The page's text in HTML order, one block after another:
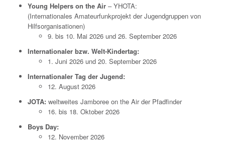
Young Helpers on the Air – YHOTA:
(Internationales Amateurfunkprojekt der Jugendgruppen von
Hilfsorganisationen)
9. bis 10. Mai 2026 und 26. September 2026
Internationaler bzw. Welt-Kindertag:
1. Juni 2026 und 20. September 2026
Internationaler Tag der Jugend:
12. August 2026
JOTA: weltweites Jamboree on the Air der Pfadfinder
16. bis 18. Oktober 2026
Boys Day:
12. November 2026